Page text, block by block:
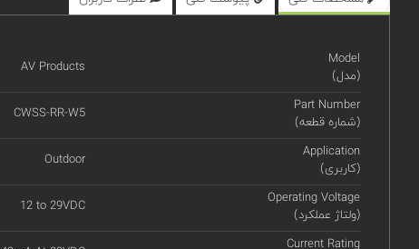
Model
(مدل)
AV Products
Part Number
(شماره قطعه)
CWSS-RR-W5
Application
(کاربری)
Outdoor
Operating Voltage
(ولتاژ عملکرد)
12 to 29VDC
Current Rating